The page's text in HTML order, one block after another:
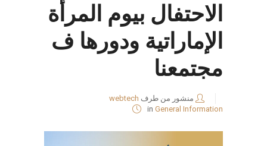
الاحتفال بيوم المرأة
الإماراتية ودورها ف
مجتمعنا
منشور من طرف webtech
in General Information